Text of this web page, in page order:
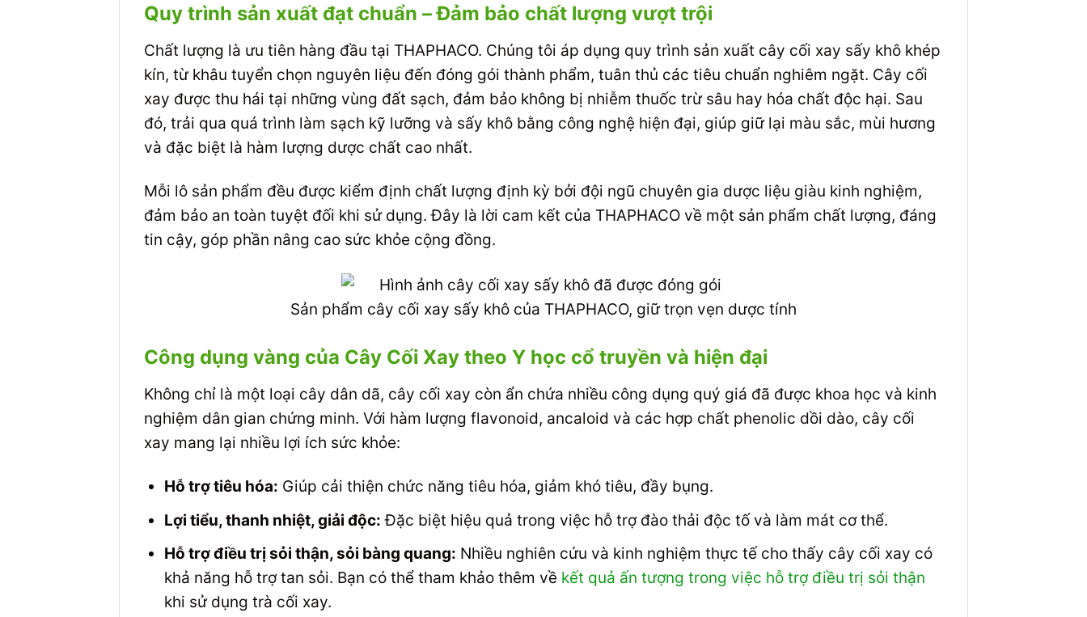
Quy trình sản xuất đạt chuẩn – Đảm bảo chất lượng vượt trội
Chất lượng là ưu tiên hàng đầu tại THAPHACO. Chúng tôi áp dụng quy trình sản xuất cây cối xay sấy khô khép
kín, từ khâu tuyển chọn nguyên liệu đến đóng gói thành phẩm, tuân thủ các tiêu chuẩn nghiêm ngặt. Cây cối
xay được thu hái tại những vùng đất sạch, đảm bảo không bị nhiễm thuốc trừ sâu hay hóa chất độc hại. Sau
đó, trải qua quá trình làm sạch kỹ lưỡng và sấy khô bằng công nghệ hiện đại, giúp giữ lại màu sắc, mùi hương
và đặc biệt là hàm lượng dược chất cao nhất.
Mỗi lô sản phẩm đều được kiểm định chất lượng định kỳ bởi đội ngũ chuyên gia dược liệu giàu kinh nghiệm,
đảm bảo an toàn tuyệt đối khi sử dụng. Đây là lời cam kết của THAPHACO về một sản phẩm chất lượng, đáng
tin cậy, góp phần nâng cao sức khỏe cộng đồng.
Sản phẩm cây cối xay sấy khô của THAPHACO, giữ trọn vẹn dược tính
Công dụng vàng của Cây Cối Xay theo Y học cổ truyền và hiện đại
Không chỉ là một loại cây dân dã, cây cối xay còn ẩn chứa nhiều công dụng quý giá đã được khoa học và kinh
nghiệm dân gian chứng minh. Với hàm lượng flavonoid, ancaloid và các hợp chất phenolic dồi dào, cây cối
xay mang lại nhiều lợi ích sức khỏe:
Hỗ trợ tiêu hóa: Giúp cải thiện chức năng tiêu hóa, giảm khó tiêu, đầy bụng.
Lợi tiểu, thanh nhiệt, giải độc: Đặc biệt hiệu quả trong việc hỗ trợ đào thải độc tố và làm mát cơ thể.
Hỗ trợ điều trị sỏi thận, sỏi bàng quang: Nhiều nghiên cứu và kinh nghiệm thực tế cho thấy cây cối xay có
khả năng hỗ trợ tan sỏi. Bạn có thể tham khảo thêm về kết quả ấn tượng trong việc hỗ trợ điều trị sỏi thận
khi sử dụng trà cối xay.